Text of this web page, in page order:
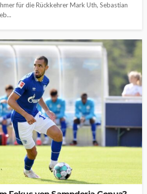
für die Rückkehrer Mark Uth, Sebastian